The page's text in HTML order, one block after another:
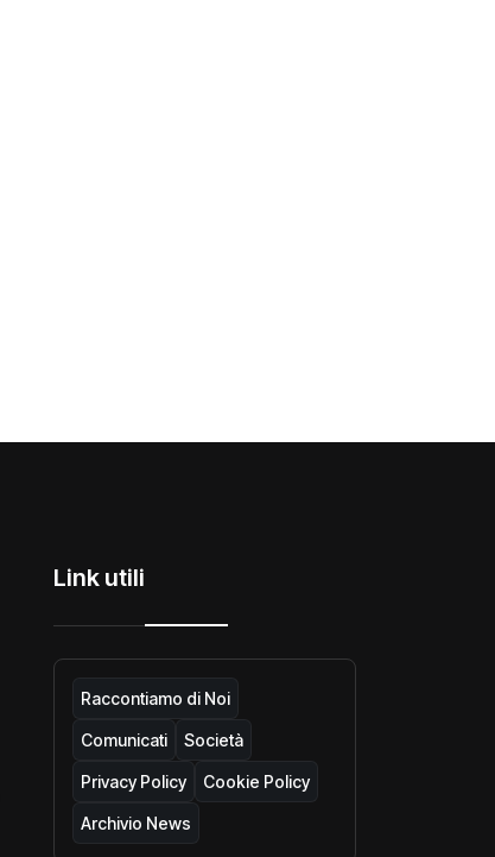
Link utili
Raccontiamo di Noi
Comunicati Società
Privacy Policy Cookie Policy
Archivio News